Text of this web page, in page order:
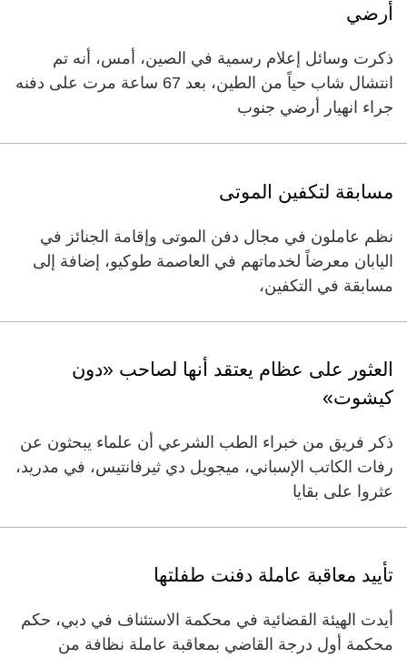
أرضي
ذكرت وسائل إعلام رسمية في الصين، أمس، أنه تم
انتشال شاب حياً من الطين، بعد 67 ساعة مرت على دفنه
جراء انهيار أرضي جنوب
مسابقة لتكفين الموتى
نظم عاملون في مجال دفن الموتى وإقامة الجنائز في
اليابان معرضاً لخدماتهم في العاصمة طوكيو، إضافة إلى
مسابقة في التكفين،
العثور على عظام يعتقد أنها لصاحب «دون
كيشوت»
ذكر فريق من خبراء الطب الشرعي أن علماء يبحثون عن
رفات الكاتب الإسباني، ميجويل دي ثيرفانتيس، في مدريد،
عثروا على بقايا
تأييد معاقبة عاملة دفنت طفلتها
أيدت الهيئة القضائية في محكمة الاستئناف في دبي، حكم
محكمة أول درجة القاضي بمعاقبة عاملة نظافة من